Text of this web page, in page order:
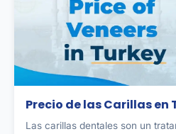
Precio de las Carillas en
Las carillas dentales son un